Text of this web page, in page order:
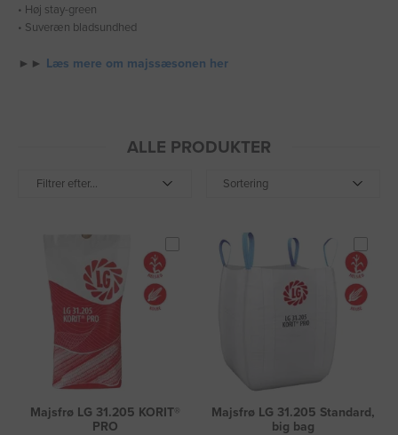
• Høj stay-green
• Suveræn bladsundhed
►► Læs mere om majssæsonen her
ALLE PRODUKTER
Filtrer efter... Sortering
Majsfrø LG 31.205 KORIT®
PRO
Majsfrø LG 31.205 Standard,
big bag